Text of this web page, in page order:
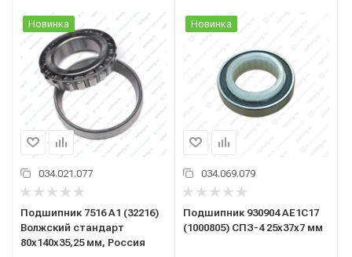
Новинка
034.021.077
Подшипник 7516 А1 (32216)
Волжский стандарт
80x140x35,25 мм, Россия
Новинка
034.069.079
Подшипник 930904 АЕ1С17
(1000805) СПЗ-4 25x37x7 мм